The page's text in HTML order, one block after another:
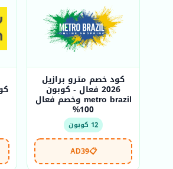
كود خصم مترو برازيل
2026 فعال - كوبون
metro brazil وخصم فعال
100%
12 كوبون
📋
AD39